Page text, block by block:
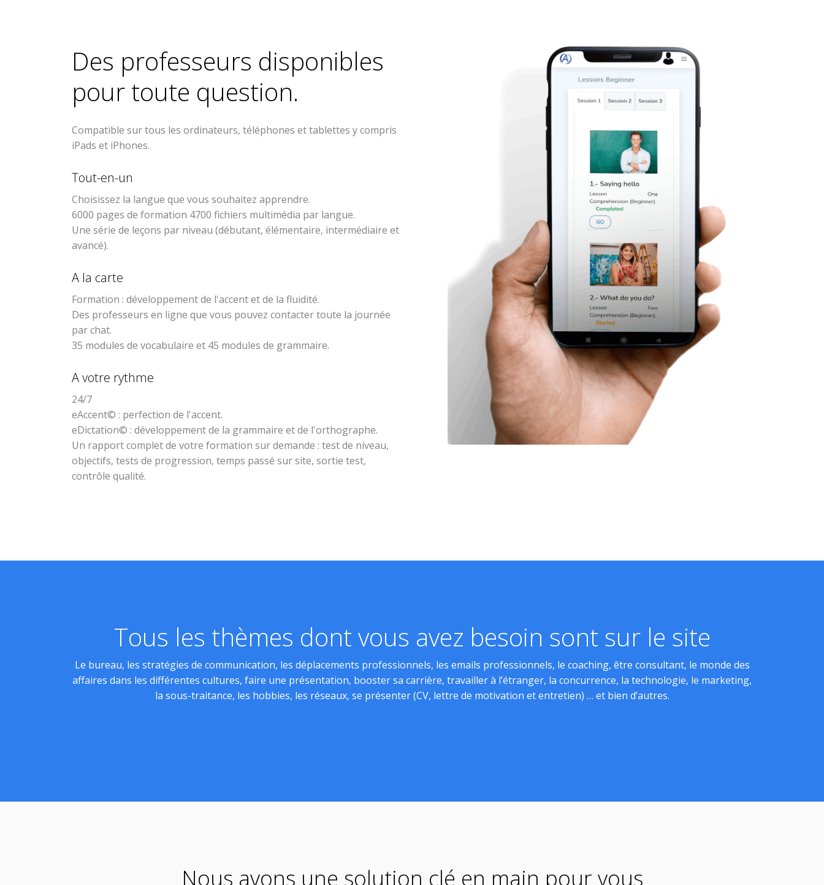
Des professeurs disponibles
pour toute question.
Compatible sur tous les ordinateurs, téléphones et tablettes y compris
iPads et iPhones.
Tout-en-un
Choisissez la langue que vous souhaitez apprendre.
6000 pages de formation 4700 fichiers multimédia par langue.
Une série de leçons par niveau (débutant, élémentaire, intermédiaire et
avancé).
A la carte
Formation : développement de l'accent et de la fluidité.
Des professeurs en ligne que vous pouvez contacter toute la journée
par chat.
35 modules de vocabulaire et 45 modules de grammaire.
A votre rythme
24/7
eAccent© : perfection de l'accent.
eDictation© : développement de la grammaire et de l'orthographe.
Un rapport complet de votre formation sur demande : test de niveau,
objectifs, tests de progression, temps passé sur site, sortie test,
contrôle qualité.
Tous les thèmes dont vous avez besoin sont sur le site
Le bureau, les stratégies de communication, les déplacements professionnels, les emails professionnels, le coaching, être consultant, le monde des
affaires dans les différentes cultures, faire une présentation, booster sa carrière, travailler à l’étranger, la concurrence, la technologie, le marketing,
la sous-traitance, les hobbies, les réseaux, se présenter (CV, lettre de motivation et entretien) … et bien d’autres.
Nous avons une solution clé en main pour vous